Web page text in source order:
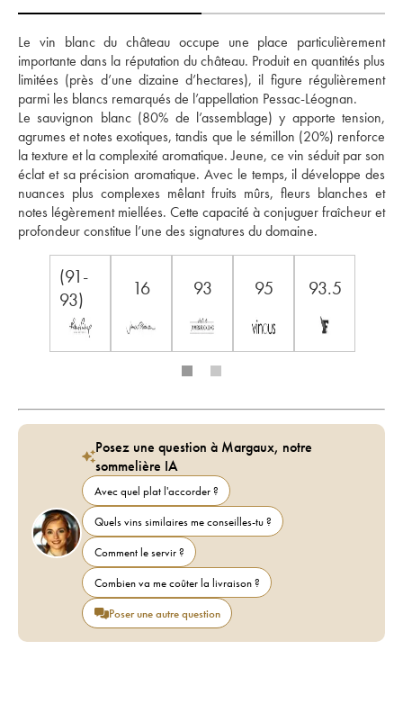
Le vin blanc du château occupe une place particulièrement
importante dans la réputation du château. Produit en quantités plus
limitées (près d’une dizaine d’hectares), il figure régulièrement
parmi les blancs remarqués de l’appellation Pessac-Léognan.
Le sauvignon blanc (80% de l’assemblage) y apporte tension,
agrumes et notes exotiques, tandis que le sémillon (20%) renforce
la texture et la complexité aromatique. Jeune, ce vin séduit par son
éclat et sa précision aromatique. Avec le temps, il développe des
nuances plus complexes mêlant fruits mûrs, fleurs blanches et
notes légèrement miellées. Cette capacité à conjuguer fraîcheur et
profondeur constitue l’une des signatures du domaine.
(91-
93)
16 93 95 93.5
Posez une question à Margaux, notre
sommelière IA
Avec quel plat l'accorder ?
Quels vins similaires me conseilles-tu ?
Comment le servir ?
Combien va me coûter la livraison ?
Poser une autre question